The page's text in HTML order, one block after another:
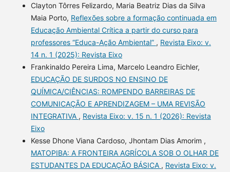
Clayton Tôrres Felizardo, Maria Beatriz Dias da Silva
Maia Porto, Reflexões sobre a formação continuada em
Educação Ambiental Crítica a partir do curso para
professores “Educa-Ação Ambiental” , Revista Eixo: v.
14 n. 1 (2025): Revista Eixo
Frankinaldo Pereira Lima, Marcelo Leandro Eichler,
EDUCAÇÃO DE SURDOS NO ENSINO DE
QUÍMICA/CIÊNCIAS: ROMPENDO BARREIRAS DE
COMUNICAÇÃO E APRENDIZAGEM – UMA REVISÃO
INTEGRATIVA , Revista Eixo: v. 15 n. 1 (2026): Revista
Eixo
Kesse Dhone Viana Cardoso, Jhontam Dias Amorim ,
MATOPIBA: A FRONTEIRA AGRÍCOLA SOB O OLHAR DE
ESTUDANTES DA EDUCAÇÃO BÁSICA , Revista Eixo: v.